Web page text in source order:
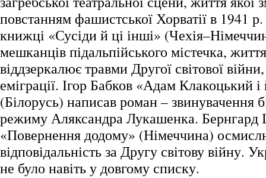
повстанням фашистської Хорватії в 1941
книжці «Сусіди й ці інші»
мешканців підальпійського містечка,
віддзеркалює травми Другої світової
еміграції. Ігор Бабков «Адам Клакоцький і
(Білорусь) написав роман – звинувачення
режиму Аляксандра Лукашенка. Бернгард
«Повернення додому» (Німеччина)
відповідальність за Другу світову війну.
не було навіть у довгому списку.